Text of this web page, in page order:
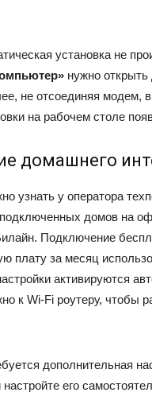
установка не
нужно открыть
не отсоединяя
на рабочем столе
домашнего
узнать у оператора
домов на
Подключение
плату за месяц
активируются
к Wi-Fi роутеру, чтобы
дополнительная
его